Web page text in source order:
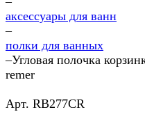
аксессуары для ванн
–
полки для ванных
–Угловая полочка
remer
Арт. RB277CR